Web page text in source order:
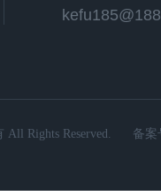
Rights Reserved. 备案